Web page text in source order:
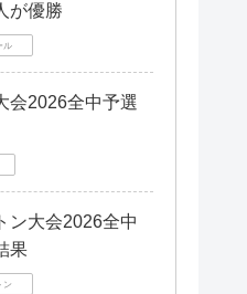
が優勝
ル
会2026全中予選
ン大会2026全中
果
ン